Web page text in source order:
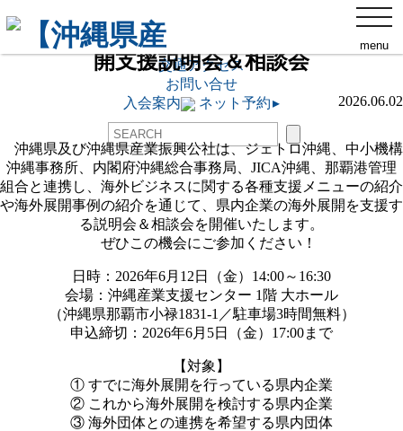
menu
ネット予約▸
那覇商工会議所について
交通アクセス
お問い合せ
ネット予約▸
入会案内
【沖縄県産業振興公社】R８年度海外展
開支援説明会＆相談会
2026.06.02
沖縄県及び沖縄県産業振興公社は、ジェトロ沖縄、中小機構
沖縄事務所、内閣府沖縄総合事務局、JICA沖縄、那覇港管理
組合と連携し、海外ビジネスに関する各種支援メニューの紹介
や海外展開事例の紹介を通じて、県内企業の海外展開を支援す
る説明会＆相談会を開催いたします。
ぜひこの機会にご参加ください！
日時：2026年6月12日（金）14:00～16:30
会場：沖縄産業支援センター 1階 大ホール
（沖縄県那覇市小禄1831-1／駐車場3時間無料）
申込締切：2026年6月5日（金）17:00まで
【対象】
① すでに海外展開を行っている県内企業
② これから海外展開を検討する県内企業
③ 海外団体との連携を希望する県内団体